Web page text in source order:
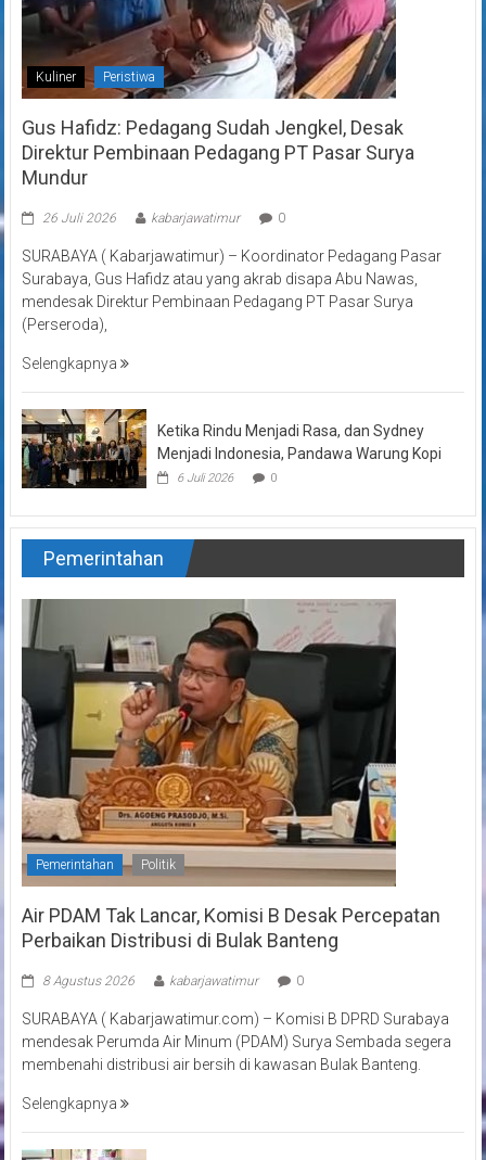
Kuliner Peristiwa
Gus Hafidz: Pedagang Sudah Jengkel, Desak
Direktur Pembinaan Pedagang PT Pasar Surya
Mundur
26 Juli 2026 kabarjawatimur 0
SURABAYA ( Kabarjawatimur) – Koordinator Pedagang Pasar
Surabaya, Gus Hafidz atau yang akrab disapa Abu Nawas,
mendesak Direktur Pembinaan Pedagang PT Pasar Surya
(Perseroda),
Selengkapnya
Ketika Rindu Menjadi Rasa, dan Sydney
Menjadi Indonesia, Pandawa Warung Kopi
6 Juli 2026 0
Pemerintahan
Pemerintahan Politik
Air PDAM Tak Lancar, Komisi B Desak Percepatan
Perbaikan Distribusi di Bulak Banteng
8 Agustus 2026 kabarjawatimur 0
SURABAYA ( Kabarjawatimur.com) – Komisi B DPRD Surabaya
mendesak Perumda Air Minum (PDAM) Surya Sembada segera
membenahi distribusi air bersih di kawasan Bulak Banteng.
Selengkapnya